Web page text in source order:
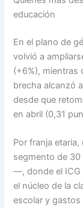
educación
En el plano de
volvió a
(+6%), mientras
brecha alcanzó
desde que
en abril (0,31
Por franja
segmento de
—, donde el ICG
el núcleo de la
escolar y gastos